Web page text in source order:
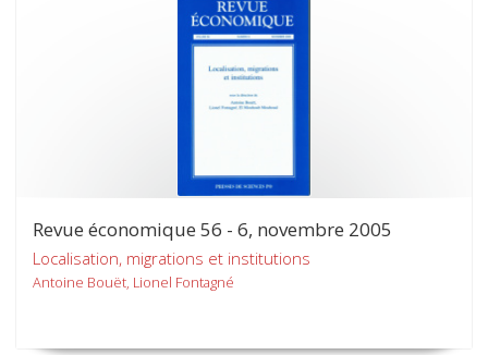
Revue économique 56 - 6, novembre 2005
Localisation, migrations et institutions
Antoine Bouët, Lionel Fontagné